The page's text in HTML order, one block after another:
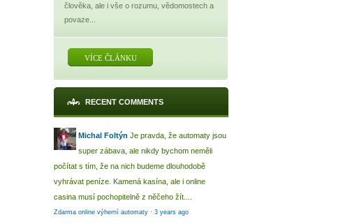
člověka, ale i vše o rozumu, vědomostech a
povaze...
VÍCE ČLÁNKU
RECENT COMMENTS
Michal Foltýn Je pravda, že automaty jsou
super zábava, ale nikdy bychom neměli
počítat s tím, že na nich budeme dlouhodobě
vyhrávat peníze. Kamená kasína, ale i online
casina musí pochopitelně z něčeho žít....
Zdarma online výherní automaty · 3 years ago